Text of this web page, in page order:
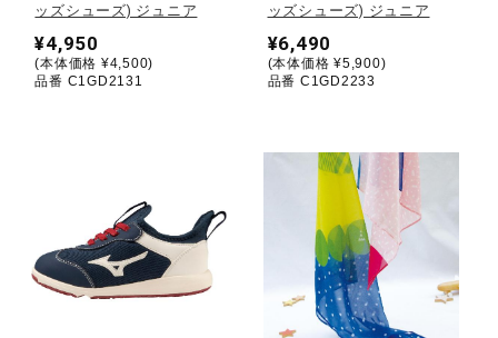
陸上競技
柔道
ッズシューズ) ジュニア
¥4,950
(本体価格 ¥4,500)
品番 C1GD2131
ッズシューズ) ジュニア
¥6,490
(本体価格 ¥5,900)
品番 C1GD2233